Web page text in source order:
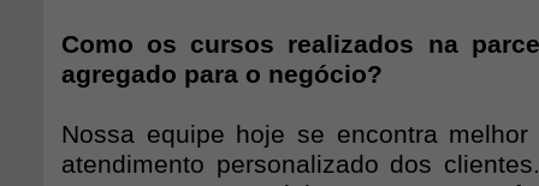
Como os cursos realizados na
agregado para o negócio?
Nossa equipe hoje se encontra
atendimento personalizado dos